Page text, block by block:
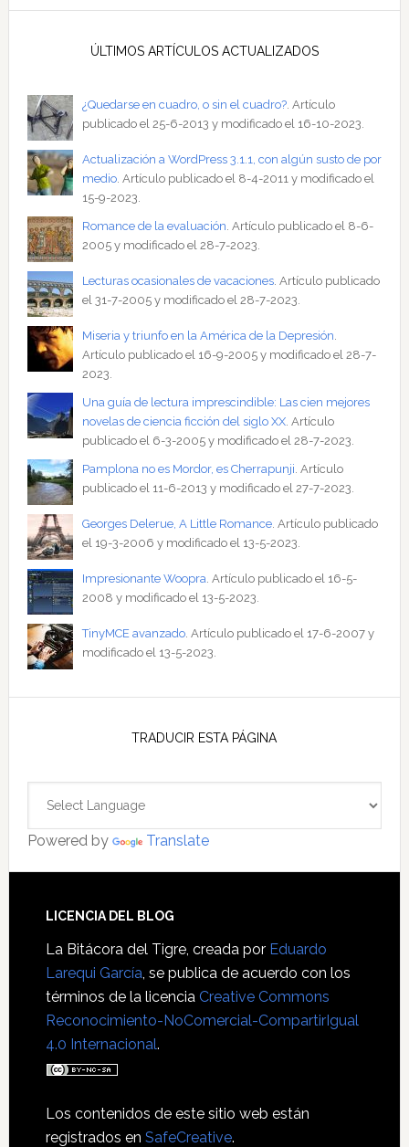
ÚLTIMOS ARTÍCULOS ACTUALIZADOS
¿Quedarse en cuadro, o sin el cuadro?. Artículo
publicado el 25-6-2013 y modificado el 16-10-2023.
Actualización a WordPress 3.1.1, con algún susto de por
medio. Artículo publicado el 8-4-2011 y modificado el
15-9-2023.
Romance de la evaluación . Artículo publicado el 8-6-
2005 y modificado el 28-7-2023.
Lecturas ocasionales de vacaciones. Artículo publicado
el 31-7-2005 y modificado el 28-7-2023.
Miseria y triunfo en la América de la Depresión
Artículo publicado el 16-9-2005 y modificado el 28-7-
2023.
Una guía de lectura imprescindible: Las cien mejores
novelas de ciencia ficción del siglo XX. Artículo
publicado el 6-3-2005 y modificado el 28-7-2023.
Pamplona no es Mordor, es Cherrapunji . Artículo
publicado el 11-6-2013 y modificado el 27-7-2023.
Georges Delerue, A Little Romance. Artículo publicado
el 19-3-2006 y modificado el 13-5-2023.
Impresionante Woopra . Artículo publicado el 16-5-
2008 y modificado el 13-5-2023.
TinyMCE avanzado. Artículo publicado el 17-6-2007 y
modificado el 13-5-2023.
TRADUCIR ESTA PÁGINA
Powered by Translate
Footer
LICENCIA DEL BLOG
La Bitácora del Tigre, creada por Eduardo
Larequi García , se publica de acuerdo con los
términos de la licencia Creative Commons
Reconocimiento-NoComercial-CompartirIgual
4.0 Internacional.
Los contenidos de este sitio web están
registrados en SafeCreative.